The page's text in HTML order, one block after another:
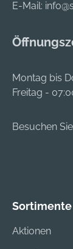
E-Mail:
Montag bis
Freitag -
Besuchen
Sortimente
Aktionen